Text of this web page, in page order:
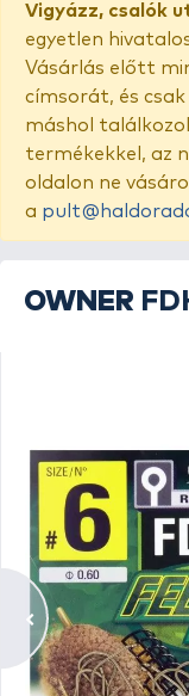
Vigyázz, csalók
egyetlen
Vásárlás előtt
címsorát, és
máshol
termékekkel, az
oldalon ne
a
OWNER